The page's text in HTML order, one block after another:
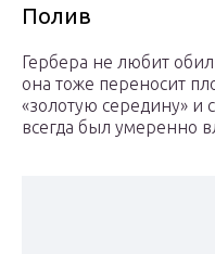
Полив
Гербера не любит
она тоже переносит
«золотую середину» и
всегда был умеренно